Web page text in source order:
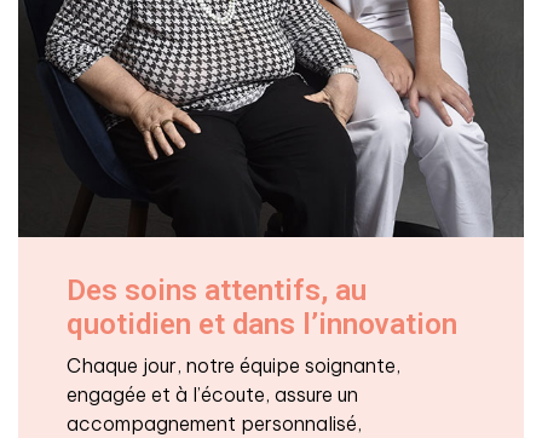
Des soins attentifs, au
quotidien et dans l’innovation
Chaque jour, notre équipe soignante,
engagée et à l’écoute, assure un
accompagnement personnalisé,